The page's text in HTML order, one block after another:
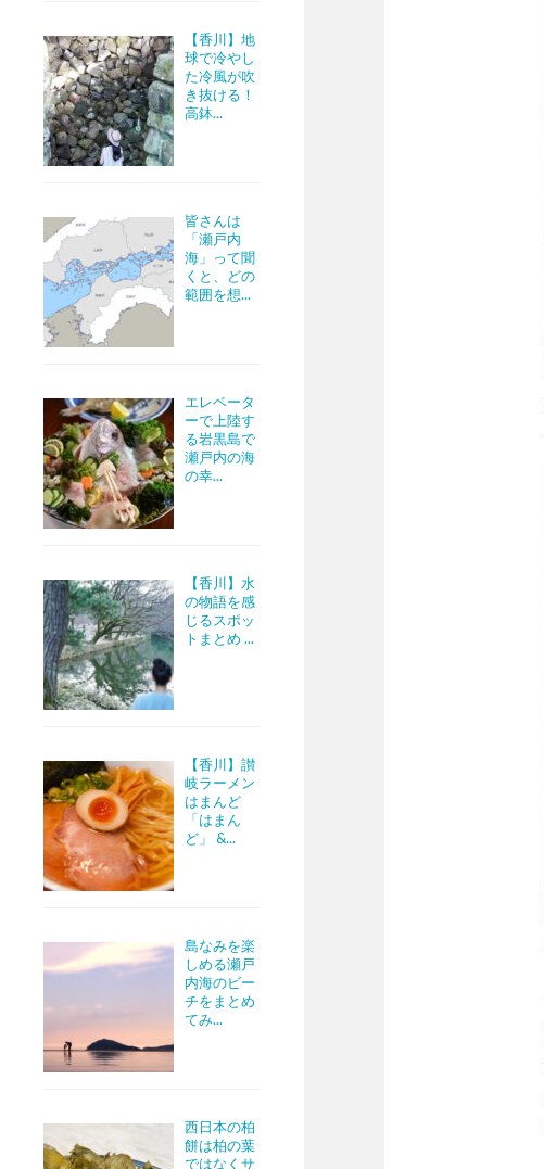
【香川】地
球で冷やし
た冷風が吹
き抜ける！
高鉢...
皆さんは
「瀬戸内
海」って聞
くと、どの
範囲を想...
エレベータ
ーで上陸す
る岩黒島で
瀬戸内の海
の幸...
【香川】水
の物語を感
じるスポッ
トまとめ ...
【香川】讃
岐ラーメン
はまんど
「はまん
ど」 &...
島なみを楽
しめる瀬戸
内海のビー
チをまとめ
てみ...
西日本の柏
餅は柏の葉
ではなくサ